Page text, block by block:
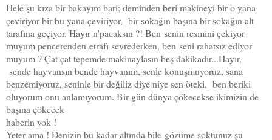
Hele şu kıza bir bakayım bari; deminden beri makineyi bir o yana
çeviriyor bir bu yana çeviriyor, bir sokağın başına bir sokağın alt
tarafına geçiyor. Hayır n'pacaksın ?! Ben senin resmini çekiyor
muyum pencerenden etrafı seyrederken, ben seni rahatsız ediyor
muyum ? Çat çat tepemde makinaylasın beş dakikadır...Hayır,
sende hayvansın bende hayvanım, senle konuşmuyoruz, sana
benzemiyoruz, seninle bir değiliz diye niye sen öteki, ben beriki
oluyorum onu anlamıyorum. Bir gün dünya çökecekse ikimizin de
başına çökecek
haberin yok !
Yeter ama ! Denizin bu kadar altında bile gözüme soktunuz şu